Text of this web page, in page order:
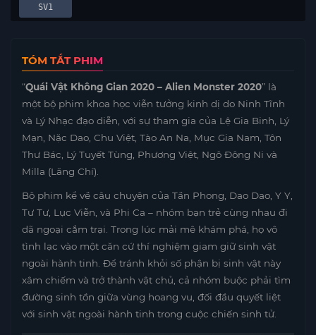
SV1
TÓM TẮT PHIM
“Quái Vật Không Gian 2020 – Alien Monster 2020” là
một bộ phim khoa học viễn tưởng kinh dị do Ninh Tĩnh
và Lý Nhạc đạo diễn, với sự tham gia của Lệ Gia Binh, Lý
Mạn, Nặc Dao, Chu Việt, Tào An Na, Mục Gia Nam, Tôn
Thư Bác, Lý Tuyết Tùng, Phương Việt, Ngô Đông Ni và
Milla (Lăng Chí).
Bộ phim kể về câu chuyện của Tần Phong, Dao Dao, Y Y,
Tư Tư, Lục Viễn, và Phi Ca – nhóm bạn trẻ cùng nhau đi
dã ngoại cắm trại. Trong lúc mải mê khám phá, họ vô
tình lạc vào một căn cứ thí nghiệm giam giữ sinh vật
ngoài hành tinh. Để tránh khỏi số phận bị sinh vật này
xâm chiếm và trở thành vật chủ, cả nhóm buộc phải tìm
đường sinh tồn giữa vùng hoang vu, đối đầu quyết liệt
với sinh vật ngoài hành tinh trong cuộc chiến sinh tử.